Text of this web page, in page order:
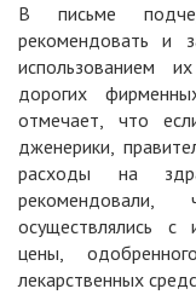
В письме
рекомендовать и
использованием
дорогих
отмечает, что
дженерики,
расходы на
осуществлялись с
цены,
лекарственных